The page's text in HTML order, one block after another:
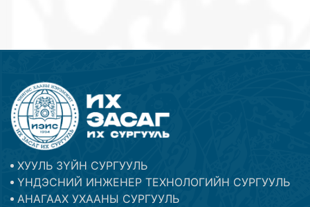
ХУУЛЬ ЗҮЙН СУРГУУЛЬ
ҮНДЭСНИЙ ИНЖЕНЕР ТЕХНОЛОГИЙН СУРГУУЛЬ
АНАГААХ УХААНЫ СУРГУУЛЬ